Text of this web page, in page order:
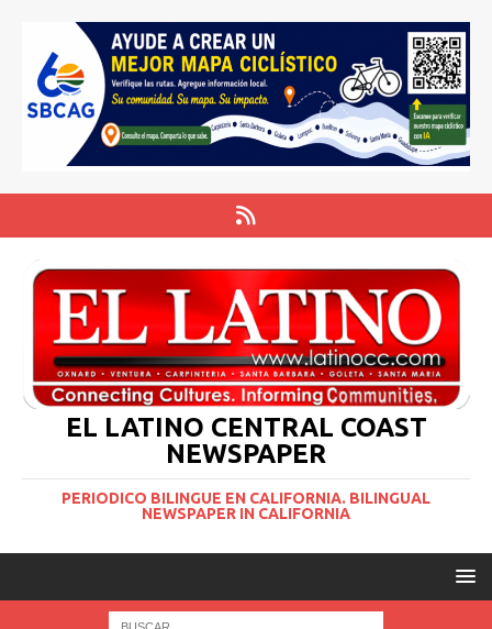
EL LATINO CENTRAL COAST
NEWSPAPER
PERIODICO BILINGUE EN CALIFORNIA. BILINGUAL
NEWSPAPER IN CALIFORNIA